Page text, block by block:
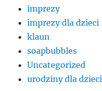
imprezy
imprezy dla dzieci
klaun
soapbubbles
Uncategorized
urodziny dla dzieci